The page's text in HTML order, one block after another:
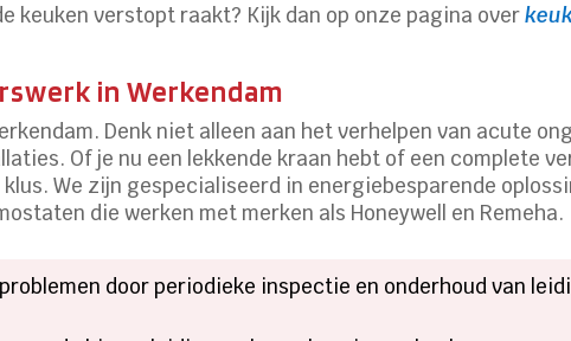
keuken verstopt raakt? Kijk dan op onze pagina over
in Werkendam
Denk niet alleen aan het verhelpen van acute
Of je nu een lekkende kraan hebt of een complete
We zijn gespecialiseerd in energiebesparende
die werken met merken als Honeywell en Remeha.
door periodieke inspectie en onderhoud van